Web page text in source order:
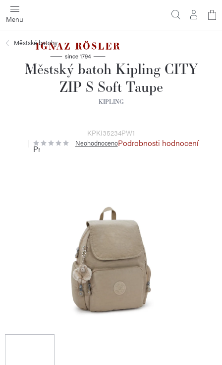
Přejít
na
obsah
Městské batohy
Městský batoh Kipling CITY
ZIP S Soft Taupe
KIPLING
KPKI35234PW1
Průměrné
hodnocení
NeohodnocenoPodrobnosti hodnocení